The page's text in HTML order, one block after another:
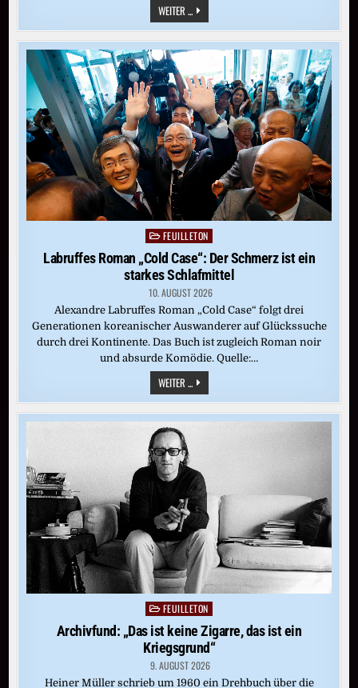
WEITER ... INTERVIEW
MIT
LINKEN-
CHEF:
PANTISANO
UNVEREINBAR
MIT
DER
CDU
Posted
in
FEUILLETON
Labruffes Roman „Cold Case“: Der Schmerz ist ein
starkes Schlafmittel
10. AUGUST 2026
Alexandre Labruffes Roman „Cold Case“ folgt drei
Generationen koreanischer Auswanderer auf Glückssuche
durch drei Kontinente. Das Buch ist zugleich Roman noir
und absurde Komödie. Quelle:…
WEITER ...LABRUFFES
ROMAN
„COLD
CASE“:
DER
STARKES
SCHLAFMITTEL
Posted
in
FEUILLETON
Archivfund: „Das ist keine Zigarre, das ist ein
Kriegsgrund“
9. AUGUST 2026
Heiner Müller schrieb um 1960 ein Drehbuch über die